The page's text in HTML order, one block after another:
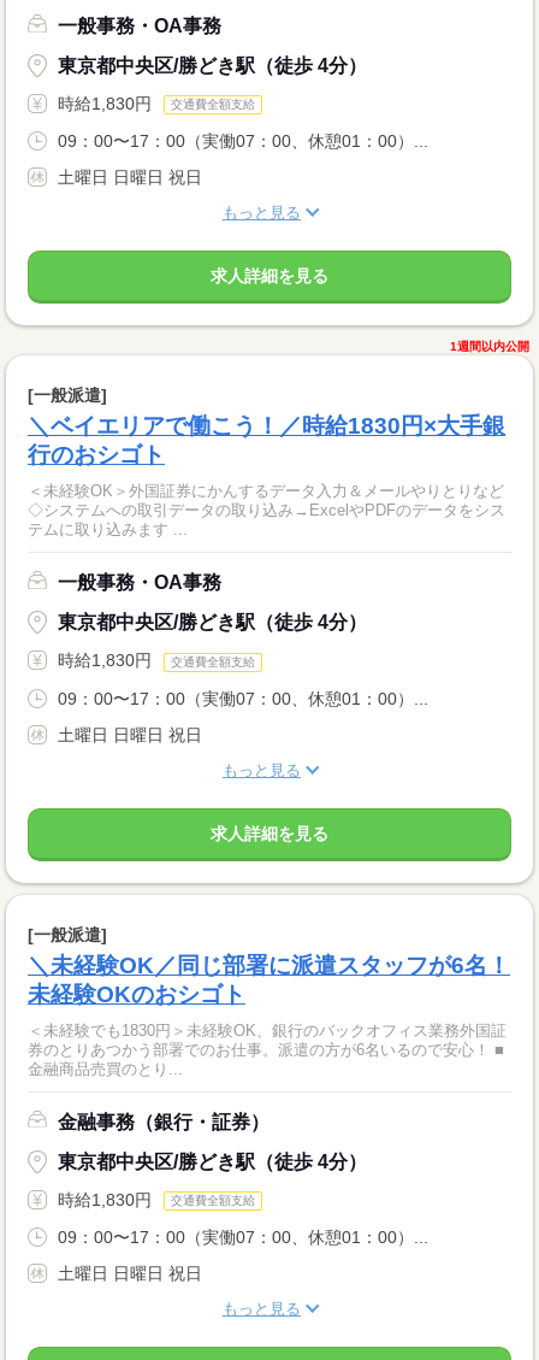
一般事務・OA事務
東京都中央区/勝どき駅（徒歩 4分）
時給1,830円 交通費全額支給
09：00〜17：00（実働07：00、休憩01：00）...
土曜日 日曜日 祝日
もっと見る
求人詳細を見る
1週間以内公開
[一般派遣]
＼ベイエリアで働こう！／時給1830円×大手銀
行のおシゴト
＜未経験OK＞外国証券にかんするデータ入力＆メールやりとりなど
◇システムへの取引データの取り込み→ExcelやPDFのデータをシス
テムに取り込みます ...
一般事務・OA事務
東京都中央区/勝どき駅（徒歩 4分）
時給1,830円 交通費全額支給
09：00〜17：00（実働07：00、休憩01：00）...
土曜日 日曜日 祝日
もっと見る
求人詳細を見る
[一般派遣]
＼未経験OK／同じ部署に派遣スタッフが6名！
未経験OKのおシゴト
＜未経験でも1830円＞未経験OK、銀行のバックオフィス業務外国証
券のとりあつかう部署でのお仕事。派遣の方が6名いるので安心！ ■
金融商品売買のとり...
金融事務（銀行・証券）
東京都中央区/勝どき駅（徒歩 4分）
時給1,830円 交通費全額支給
09：00〜17：00（実働07：00、休憩01：00）...
土曜日 日曜日 祝日
もっと見る